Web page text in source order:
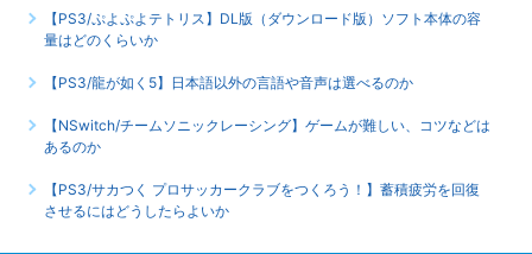
TRANSFORMED(トランスフォームド)】作成されるセーブフ
もっと見る
【PS3/ぷよぷよテトリス】DL版（ダウンロード版）ソフト本体の容
量はどのくらいか
【PS3/龍が如く5】日本語以外の言語や音声は選べるのか
【NSwitch/チームソニックレーシング】ゲームが難しい、コツなどは
あるのか
【PS3/サカつく プロサッカークラブをつくろう！】蓄積疲労を回復
させるにはどうしたらよいか